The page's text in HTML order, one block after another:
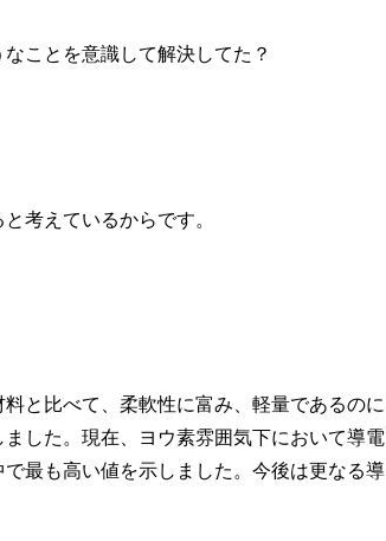
ことを意識して解決してた？
考えているからです。
と比べて、柔軟性に富み、軽量であるのに
した。現在、ヨウ素雰囲気下において導電
最も高い値を示しました。今後は更なる導